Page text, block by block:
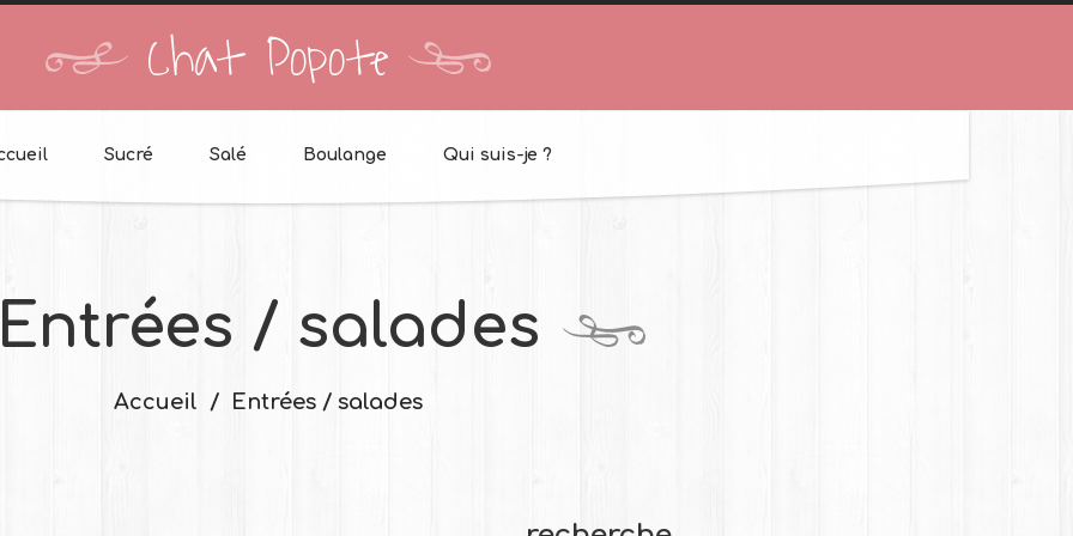
Chat Popote
Sucré Salé Boulange Qui suis-je ?
/ salades
Accueil Entrées / salades